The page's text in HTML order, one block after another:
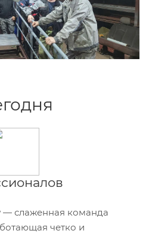
— слаженная команда
четко и